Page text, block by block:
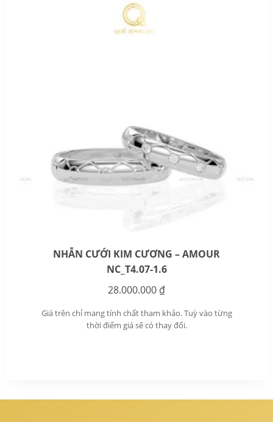
NHẪN CƯỚI KIM CƯƠNG – AMOUR
NC_T4.07-1.6
28.000.000 ₫
Giá trên chỉ mang tính chất tham khảo. Tuỳ vào từng
thời điểm giá sẽ có thay đổi.